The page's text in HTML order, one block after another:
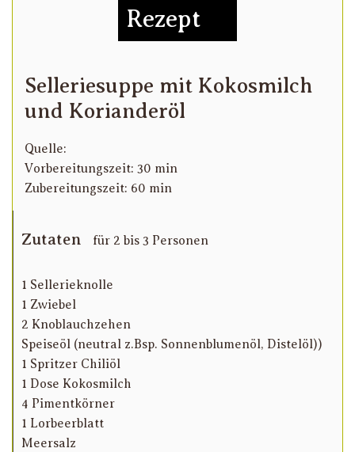
Rezept
Selleriesuppe mit Kokosmilch
und Korianderöl
Quelle:
Vorbereitungszeit: 30 min
Zubereitungszeit: 60 min
Zutaten für 2 bis 3 Personen
1 Sellerieknolle
1 Zwiebel
2 Knoblauchzehen
Speiseöl (neutral z.Bsp. Sonnenblumenöl, Distelöl))
1 Spritzer Chiliöl
1 Dose Kokosmilch
4 Pimentkörner
1 Lorbeerblatt
Meersalz